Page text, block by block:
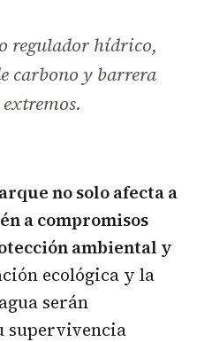
regulador hídrico,
carbono y barrera
no solo afecta a
a compromisos
ambiental y
ecológica y la
serán
supervivencia